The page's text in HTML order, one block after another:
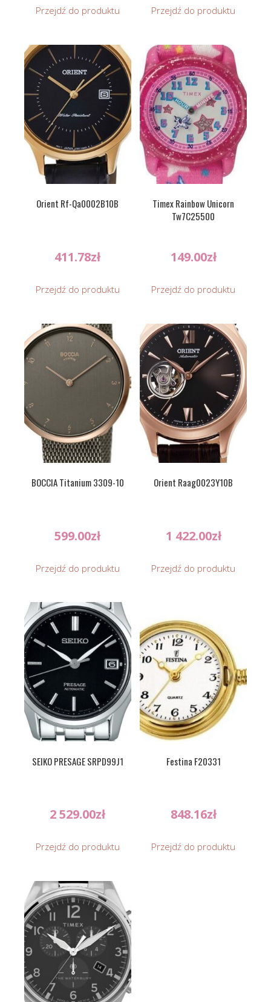
Przejdź do produktu Przejdź do produktu
Orient Rf-Qa0002B10B
411.78zł
Przejdź do produktu
Timex Rainbow Unicorn
Tw7C25500
149.00zł
Przejdź do produktu
BOCCIA Titanium 3309-10
599.00zł
Przejdź do produktu
Orient Raag0023Y10B
1 422.00zł
Przejdź do produktu
SEIKO PRESAGE SRPD99J1
2 529.00zł
Przejdź do produktu
Festina F20331
848.16zł
Przejdź do produktu